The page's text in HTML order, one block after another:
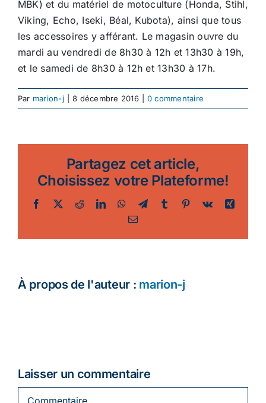
MBK) et du matériel de motoculture (Honda, Stihl,
Viking, Echo, Iseki, Béal, Kubota), ainsi que tous
les accessoires y afférant. Le magasin ouvre du
mardi au vendredi de 8h30 à 12h et 13h30 à 19h,
et le samedi de 8h30 à 12h et 13h30 à 17h.
Par marion-j 8 décembre 2016 0 commentaire
Partagez cet article,
Choisissez votre Plateforme!
Facebook
TwitterRedditLinkedInWhatsApp
TelegramTumblr Pinterest
Vk
Xing
Email
À propos de l'auteur : marion-j
Laisser un commentaire